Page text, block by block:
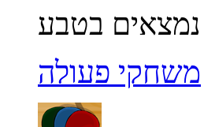
משחקי פעולה